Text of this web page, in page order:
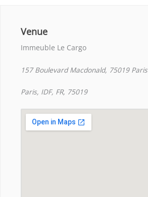
Venue
Immeuble Le Cargo
157 Boulevard Macdonald, 75019 Paris
Paris, IDF, FR, 75019